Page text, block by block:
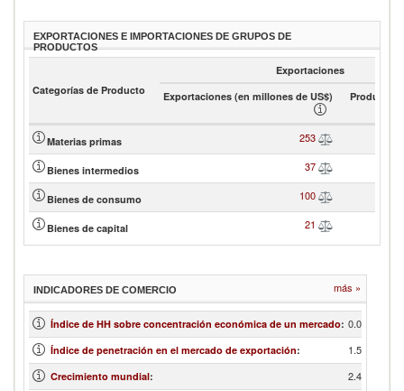
EXPORTACIONES E IMPORTACIONES DE GRUPOS DE
PRODUCTOS
Categorías de Producto
Exportaciones
Exportaciones (en millones de US$)
Product
Materias primas 253
Bienes intermedios 37
Bienes de consumo 100
Bienes de capital 21
INDICADORES DE COMERCIO más »
Índice de HH sobre concentración económica de un mercado: 0.06
Índice de penetración en el mercado de exportación: 1.51
Crecimiento mundial: 2.45